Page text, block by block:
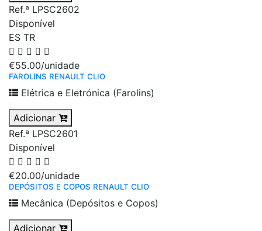
Ref.ª LPSC2602
Disponível
ES TR
€55.00/unidade
FAROLINS RENAULT CLIO
Elétrica e Eletrónica (Farolins)
Adicionar
Ref.ª LPSC2601
Disponível
€20.00/unidade
DEPÓSITOS E COPOS RENAULT CLIO
Mecânica (Depósitos e Copos)
Adicionar